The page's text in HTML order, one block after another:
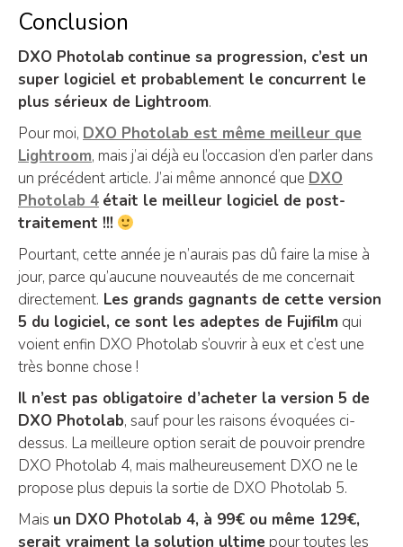
Conclusion
DXO Photolab continue sa progression, c’est un
super logiciel et probablement le concurrent le
plus sérieux de Lightroom.
Pour moi, DXO Photolab est même meilleur que
Lightroom, mais j’ai déjà eu l’occasion d’en parler dans
un précédent article. J’ai même annoncé que DXO
Photolab 4 était le meilleur logiciel de post-
traitement !!!
Pourtant, cette année je n’aurais pas dû faire la mise à
jour, parce qu’aucune nouveautés de me concernait
directement. Les grands gagnants de cette version
5 du logiciel, ce sont les adeptes de Fujifilm qui
voient enfin DXO Photolab s’ouvrir à eux et c’est une
très bonne chose !
Il n’est pas obligatoire d’acheter la version 5 de
DXO Photolab, sauf pour les raisons évoquées ci-
dessus. La meilleure option serait de pouvoir prendre
DXO Photolab 4, mais malheureusement DXO ne le
propose plus depuis la sortie de DXO Photolab 5.
Mais un DXO Photolab 4, à 99€ ou même 129€,
serait vraiment la solution ultime pour toutes les